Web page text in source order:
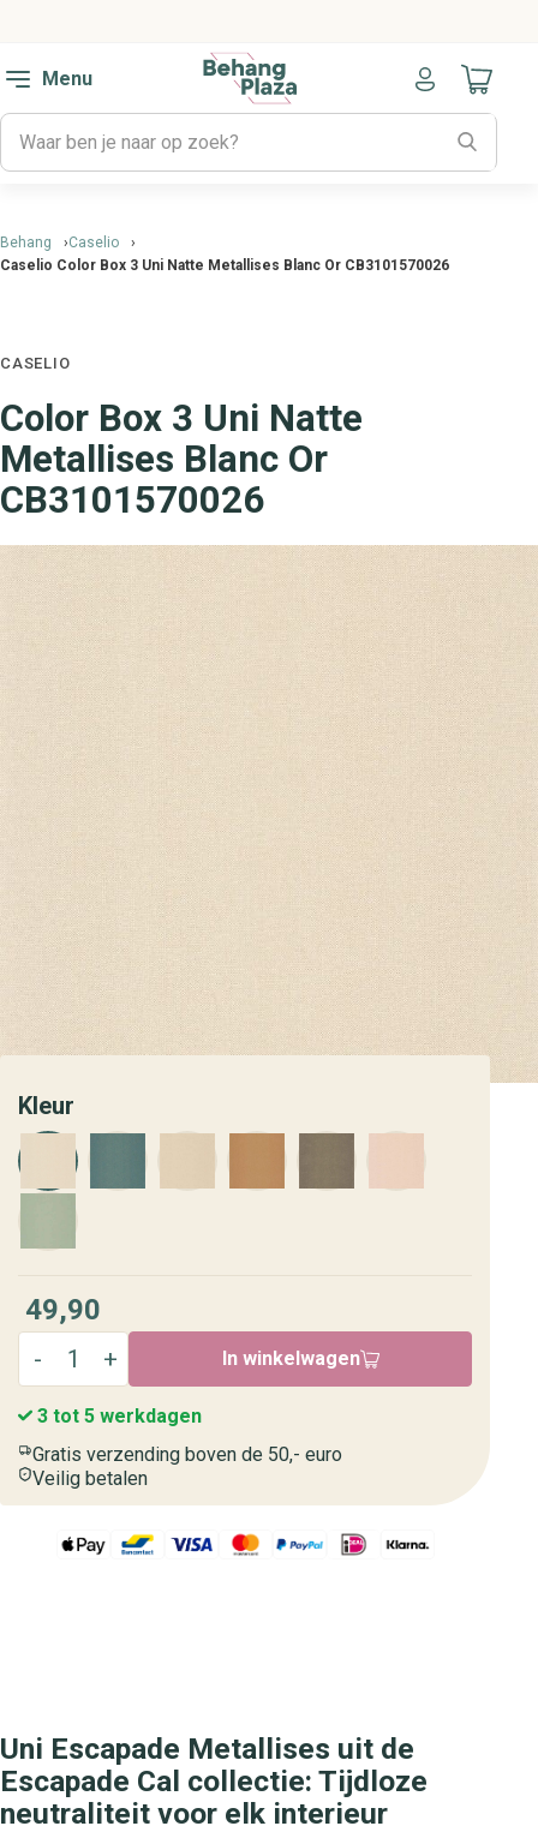
Menu
Naar
Behang
Caselio
Caselio Color Box 3 Uni Natte Metallises Blanc Or CB3101570026
CASELIO
Color Box 3 Uni Natte
Metallises Blanc Or
CB3101570026
Kleur
49,90
In winkelwagen
3 tot 5 werkdagen
Gratis verzending boven de 50,- euro
Veilig betalen
Uni Escapade Metallises uit de
Escapade Cal collectie: Tijdloze
neutraliteit voor elk interieur